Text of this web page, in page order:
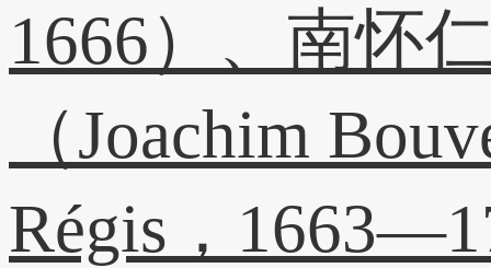
1666）、南怀
（Joachim
Régis，